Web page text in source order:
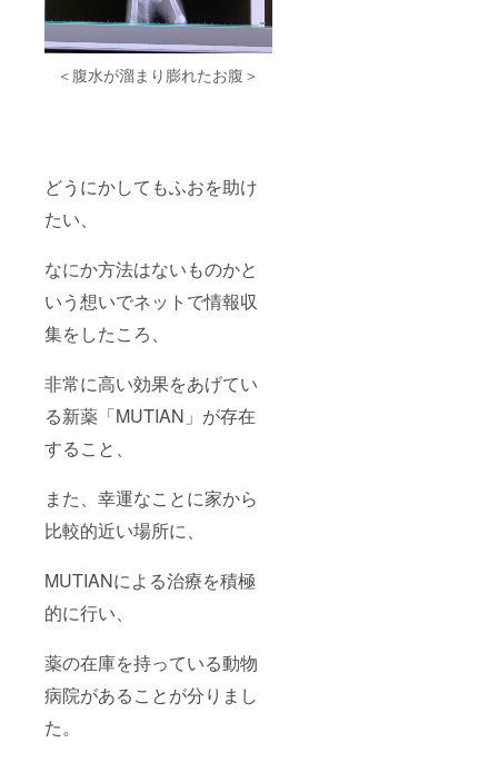
＜腹水が溜まり膨れたお腹＞
どうにかしてもふおを助け
たい、
なにか方法はないものかと
いう想いでネットで情報収
集をしたころ、
非常に高い効果をあげてい
る新薬「MUTIAN」が存在
すること、
また、幸運なことに家から
比較的近い場所に、
MUTIANによる治療を積極
的に行い、
薬の在庫を持っている動物
病院があることが分りまし
た。